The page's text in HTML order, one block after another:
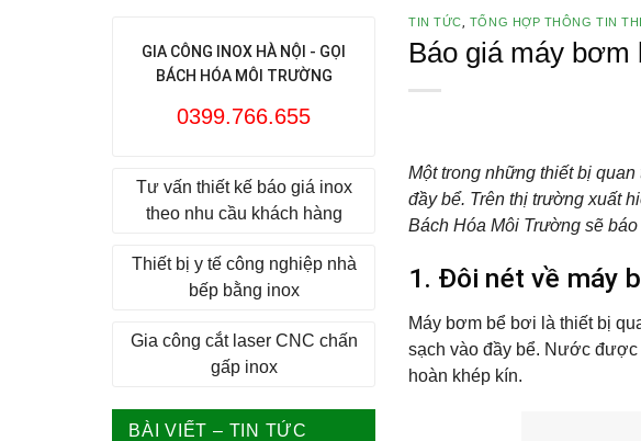
GIA CÔNG INOX HÀ NỘI - GỌI
BÁCH HÓA MÔI TRƯỜNG
0399.766.655
Tư vấn thiết kế báo giá inox
theo nhu cầu khách hàng
Thiết bị y tế công nghiệp nhà
bếp bằng inox
Gia công cắt laser CNC chấn
gấp inox
BÀI VIẾT – TIN TỨC
TIN TỨC, TỔNG HỢP THÔNG TIN
Báo giá máy bơm
Một trong những thiết bị
đầy bể. Trên thị trường xuất
Bách Hóa Môi Trường sẽ báo
1. Đôi nét về máy
Máy bơm bể bơi là thiết bị
sạch vào đầy bể. Nước được
hoàn khép kín.